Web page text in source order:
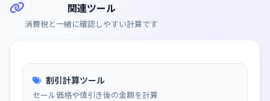
関連ツール
消費税と一緒に確認しやすい計算です
割引計算ツール
セール価格や値引き後の金額を計算